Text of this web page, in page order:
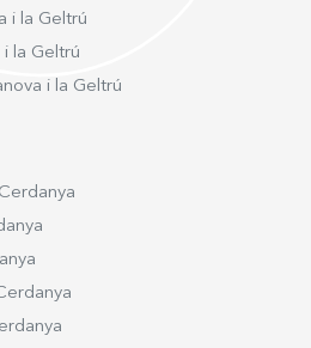
i la Geltrú
i la Geltrú
i la Geltrú